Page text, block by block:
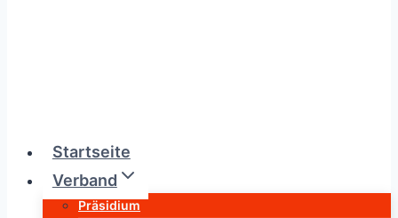
Startseite
Verband
Präsidium